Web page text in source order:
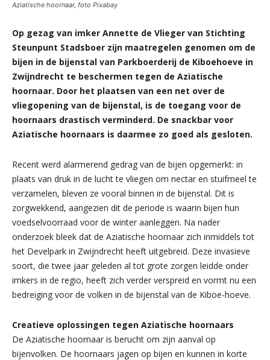
Aziatische hoornaar, foto Pixabay
Op gezag van imker Annette de Vlieger van Stichting
Steunpunt Stadsboer zijn maatregelen genomen om de
bijen in de bijenstal van Parkboerderij de Kiboehoeve in
Zwijndrecht te beschermen tegen de Aziatische
hoornaar. Door het plaatsen van een net over de
vliegopening van de bijenstal, is de toegang voor de
hoornaars drastisch verminderd. De snackbar voor
Aziatische hoornaars is daarmee zo goed als gesloten.
Recent werd alarmerend gedrag van de bijen opgemerkt: in
plaats van druk in de lucht te vliegen om nectar en stuifmeel te
verzamelen, bleven ze vooral binnen in de bijenstal. Dit is
zorgwekkend, aangezien dit de periode is waarin bijen hun
voedselvoorraad voor de winter aanleggen. Na nader
onderzoek bleek dat de Aziatische hoornaar zich inmiddels tot
het Develpark in Zwijndrecht heeft uitgebreid. Deze invasieve
soort, die twee jaar geleden al tot grote zorgen leidde onder
imkers in de regio, heeft zich verder verspreid en vormt nu een
bedreiging voor de volken in de bijenstal van de Kiboe-hoeve.
Creatieve oplossingen tegen Aziatische hoornaars
De Aziatische hoornaar is berucht om zijn aanval op
bijenvolken. De hoornaars jagen op bijen en kunnen in korte